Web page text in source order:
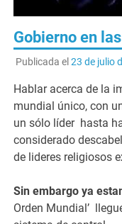
Gobierno en
Publicada el 23 de julio
Hablar acerca de la
mundial único, con
un sólo líder hasta
considerado
de lideres religiosos
Sin embargo ya
Orden Mundial’